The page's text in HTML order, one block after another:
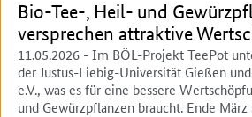
Bio-Tee-, Heil- und
versprechen attraktive
11.05.2026 - Im BÖL-Projekt TeePot
der Justus-Liebig-Universität Gießen
e.V., was es für eine bessere
und Gewürzpflanzen braucht. Ende